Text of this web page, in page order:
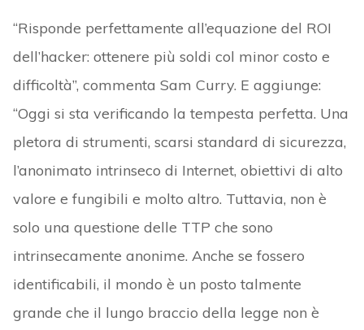
“Risponde perfettamente all’equazione del ROI
dell’hacker: ottenere più soldi col minor costo e
difficoltà”, commenta Sam Curry. E aggiunge:
“Oggi si sta verificando la tempesta perfetta. Una
pletora di strumenti, scarsi standard di sicurezza,
l’anonimato intrinseco di Internet, obiettivi di alto
valore e fungibili e molto altro. Tuttavia, non è
solo una questione delle TTP che sono
intrinsecamente anonime. Anche se fossero
identificabili, il mondo è un posto talmente
grande che il lungo braccio della legge non è